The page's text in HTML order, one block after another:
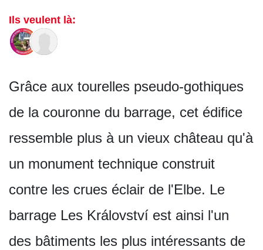
Ils veulent là:
Grâce aux tourelles pseudo-gothiques
de la couronne du barrage, cet édifice
ressemble plus à un vieux château qu'à
un monument technique construit
contre les crues éclair de l'Elbe. Le
barrage Les Království est ainsi l'un
des bâtiments les plus intéressants de